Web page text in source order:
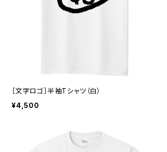
［文字ロゴ］半袖Tシャツ（白）
¥4,500